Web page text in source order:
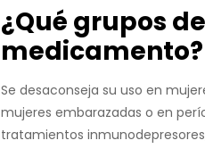
¿Qué grupos
medicamento?
Se desaconseja su uso en
mujeres embarazadas o en
tratamientos